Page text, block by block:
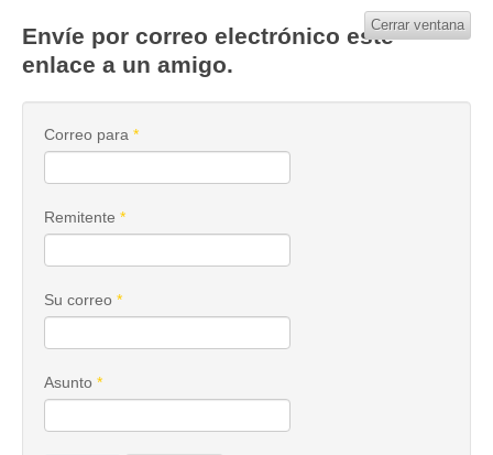
Envíe por correo electrónico este
enlace a un amigo.
Cerrar ventana
Correo para *
Remitente *
Su correo *
Asunto *